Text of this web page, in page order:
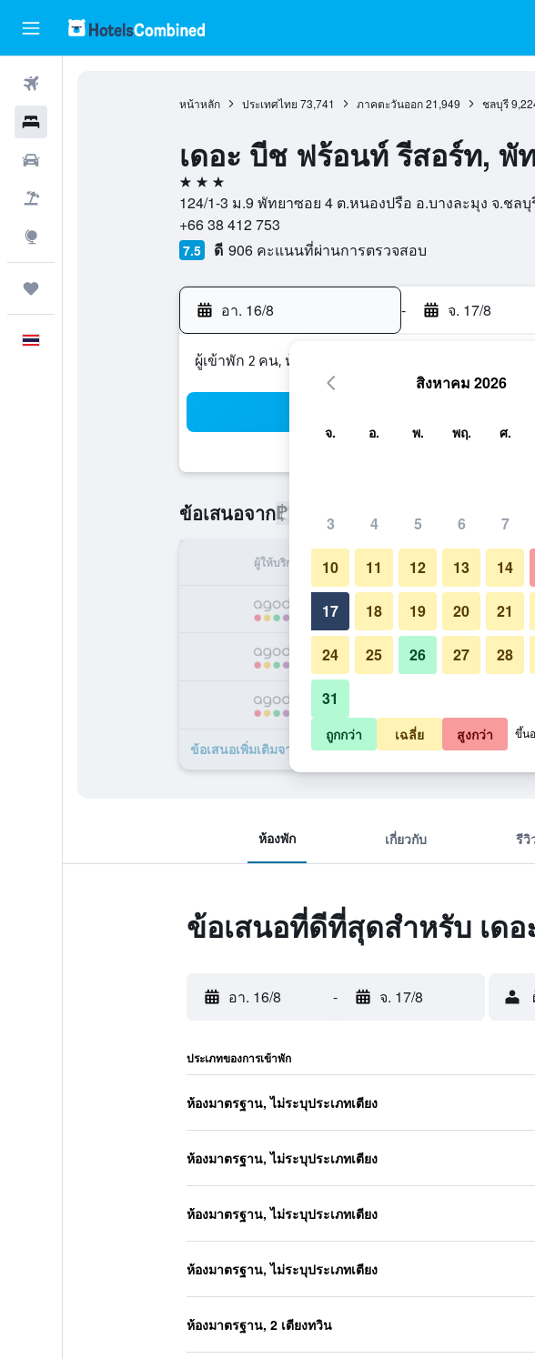
หน้าหลัก ประเทศไทย 73,741 ภาคตะวันออก 21,949 ชลบุรี
เดอะ บีช ฟร้อนท์ รีสอร์ท, พั
3 ดาว
124/1-3 ม.9 พัทยาซอย 4 ต.หนองปรือ อ.บางละมุง จ.ชล
+66 38 412 753
7.5 ดี 906 คะแนนที่ผ่านการตรวจสอบ
อา. 16/8 - จ. 17/8
ผู้เข้าพัก 2 คน, ห้องพัก 1 ห้อง
ข้อเสนอจาก฿749
ผู้ให้บริการ ทั้งหมด (ต่อคืน)
฿749
฿803
ข้อเสนอเพิ่มเติมจาก เดอะ บีช ฟร้อนท์ รีสอร์ท, พัทยา 21 รายการ
ห้องพัก เกี่ยวกับ รีวิ
ข้อเสนอที่ดีที่สุดสำหรับ เด
อา. 16/8 - จ. 17/8
ประเภทของการเข้าพัก
ห้องมาตรฐาน, ไม่ระบุประเภทเตียง
ห้องมาตรฐาน, ไม่ระบุประเภทเตียง
ห้องมาตรฐาน, ไม่ระบุประเภทเตียง
ห้องมาตรฐาน, ไม่ระบุประเภทเตียง
ห้องมาตรฐาน, 2 เตียงทวิน
สิงหาคม 2026
จ. อ. พ. พฤ. ศ.
3 4 5 6 7
10 11 12 13 14
17 18 19 20 21
24 25 26 27 28
31
ถูกกว่า เฉลี่ย สูงกว่า ขึ้น